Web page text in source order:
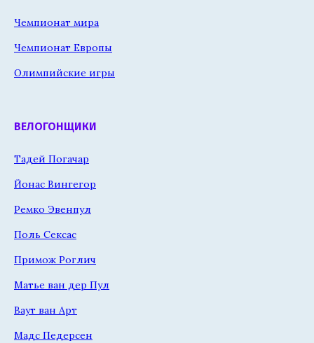
Чемпионат мира
Чемпионат Европы
Олимпийские игры
ВЕЛОГОНЩИКИ
Тадей Погачар
Йонас Вингегор
Ремко Эвенпул
Поль Сексас
Примож Роглич
Матье ван дер Пул
Ваут ван Арт
Мадс Педерсен